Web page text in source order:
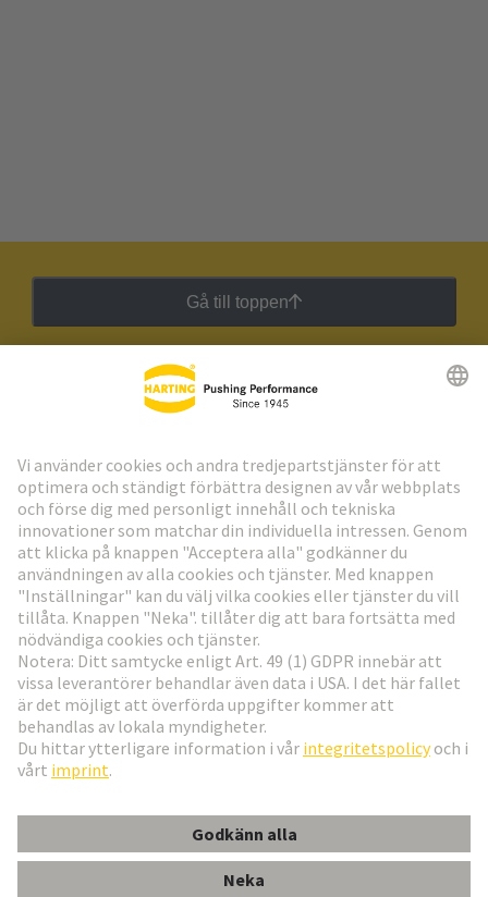
Gå till toppen
HARTING:s nyhetsbrev
Gå till registrering
Social Media
Sverige
© Teknologi-koncernen HARTING